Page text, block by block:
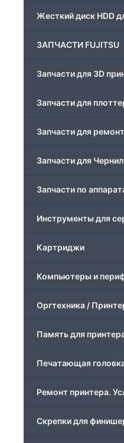
Жесткий диск HDD
ЗАПЧАСТИ FUJITSU
Запчасти для 3D
Запчасти для
Запчасти для
Запчасти для
Запчасти по
Инструменты для
Картриджи
Компьютеры и
Оргтехника /
Память для
Печатающая
Ремонт принтера.
Скрепки для